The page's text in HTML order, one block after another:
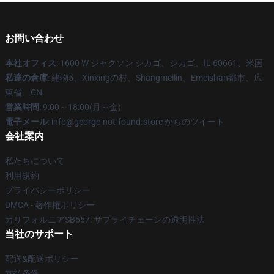
お問い合わせ
本社オフィス: 1600 W ジャクソン シカゴ、シカゴ、IL 60661、米国
私達の倉庫: 建物5、Xinxingの村、Shangmeilin、Emeishan都市、広
東省、CN
営業時間: 9:00～18:00(月～金)
電子メール: info@george-not-found.store からのツイート
会社案内
私たちについて
利用規約
プライバシーポリシー
DMCA - 著作権ポリシー
カリフォルニアSB657: サプライチェーンの透明性法
当社のサポート
配送&配送ポリシー